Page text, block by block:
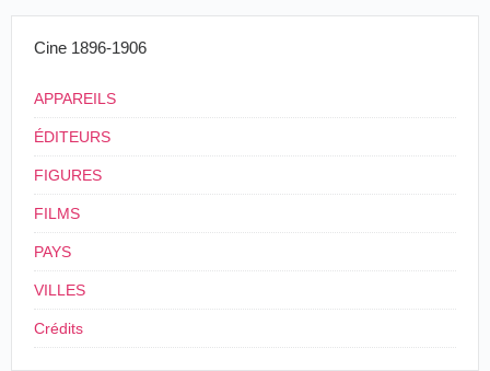
Cine 1896-1906
APPAREILS
ÉDITEURS
FIGURES
FILMS
PAYS
VILLES
Crédits